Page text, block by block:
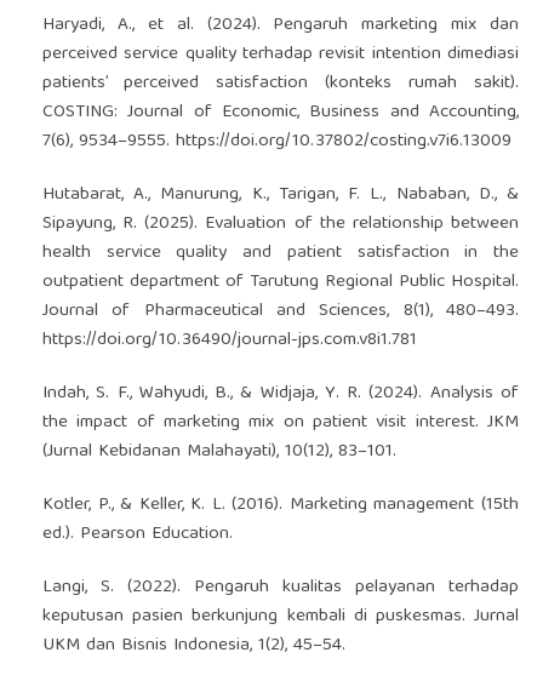
Haryadi, A., et al. (2024). Pengaruh marketing mix dan
perceived service quality terhadap revisit intention dimediasi
patients’ perceived satisfaction (konteks rumah sakit).
COSTING: Journal of Economic, Business and Accounting,
7(6), 9534–9555. https://doi.org/10.37802/costing.v7i6.13009
Hutabarat, A., Manurung, K., Tarigan, F. L., Nababan, D., &
Sipayung, R. (2025). Evaluation of the relationship between
health service quality and patient satisfaction in the
outpatient department of Tarutung Regional Public Hospital.
Journal of Pharmaceutical and Sciences, 8(1), 480–493.
https://doi.org/10.36490/journal-jps.com.v8i1.781
Indah, S. F., Wahyudi, B., & Widjaja, Y. R. (2024). Analysis of
the impact of marketing mix on patient visit interest. JKM
(Jurnal Kebidanan Malahayati), 10(12), 83–101.
Kotler, P., & Keller, K. L. (2016). Marketing management (15th
ed.). Pearson Education.
Langi, S. (2022). Pengaruh kualitas pelayanan terhadap
keputusan pasien berkunjung kembali di puskesmas. Jurnal
UKM dan Bisnis Indonesia, 1(2), 45–54.